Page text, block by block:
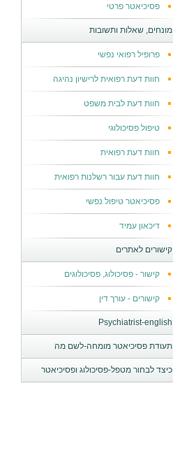
פסיכיאטר פרטי
מונחים, שאלות ותשובות
פרופיל רפואי נפשי
חוות דעת רפואית לרישיון נהיגה
חוות דעת לבית משפט
טיפול פסיכולוגי
חוות דעת רפואית
חוות דעת עבור רשלנות רפואית
פסיכיאטר טיפול נפשי
דיכאון עמיד
קישורים לאתרים
קישור - פסיכולוג, פסיכולוגים
קישורים - עורך דין
Psychiatrist-english
תעודת פסיכיאטר מומחה-לשם מה
כיצד לבחור מטפל-פסיכולוג ופסיכיאטר